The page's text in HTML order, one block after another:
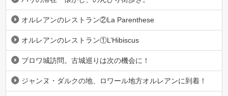
オルレアンのレストラン②La Parenthese
オルレアンのレストラン①L’Hibiscus
ブロワ城訪問。古城巡りは次の機会に！
ジャンヌ・ダルクの地、ロワール地方オルレアンに到着！